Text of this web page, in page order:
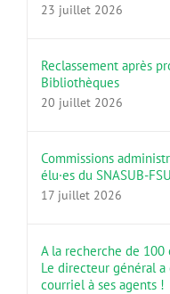
23 juillet 2026
Reclassement après
Bibliothèques
20 juillet 2026
Commissions
élu·es du SNASUB-FSU
17 juillet 2026
A la recherche de
Le directeur général
courriel à ses agents !